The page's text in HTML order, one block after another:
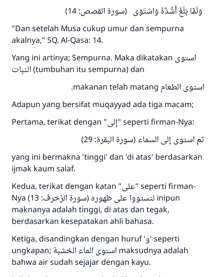
وَلَمَّا بَلَغَ أَشُدَّهُ وَاسْتَوَى (سورة القصص: 14)
"Dan setelah Musa cukup umur dan sempurna
akalnya," SQ. Al-Qasa: 14.
Yang ini artinya; Sempurna. Maka dikatakan استوى
النبات (tumbuhan itu sempurna) dan
استوى الطعام makanan telah matang.
Adapun yang bersifat muqayyad ada tiga macam;
Pertama, terikat dengan "إلى" seperti firman-Nya:
ثم استوى إلى السماء (سورة البقرة: 29)
yang ini bermakna 'tinggi' dan 'di atas' berdasarkan
ijmak kaum salaf.
Kedua, terikat dengan katan "على" seperti firman-
Nya لتستووا على ظهوره (سورة الزخرف: 13) inipun
maknanya adalah tinggi, di atas dan tegak,
berdasarkan kesepatakan ahli bahasa.
Ketiga, disandingkan dengan huruf 'و' seperti
ungkapan; استوى الماء الخشبة maksudnya adalah
bahwa air sudah sejajar dengan kayu.